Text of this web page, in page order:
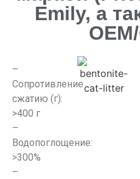
Emily, а
–
Сопротивление
сжатию (г):
>400 г
–
Водопоглощение:
>300%
–